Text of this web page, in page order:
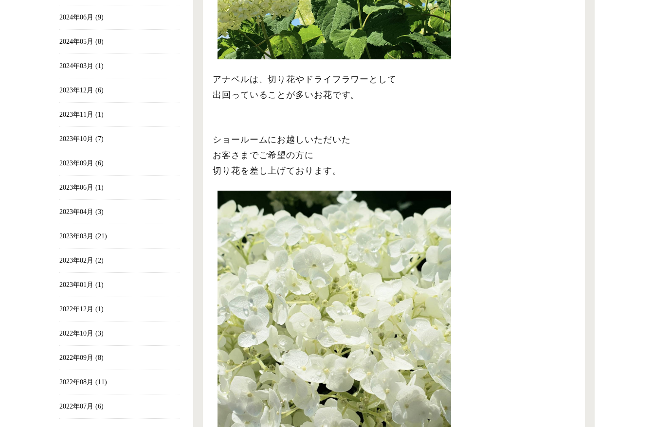
アナベルは、切り花やドライフラワーとして
出回っていることが多いお花です。
ショールームにお越しいただいた
お客さまでご希望の方に
切り花を差し上げております。
2024年06月 (9)
2024年05月 (8)
2024年03月 (1)
2023年12月 (6)
2023年11月 (1)
2023年10月 (7)
2023年09月 (6)
2023年06月 (1)
2023年04月 (3)
2023年03月 (21)
2023年02月 (2)
2023年01月 (1)
2022年12月 (1)
2022年10月 (3)
2022年09月 (8)
2022年08月 (11)
2022年07月 (6)